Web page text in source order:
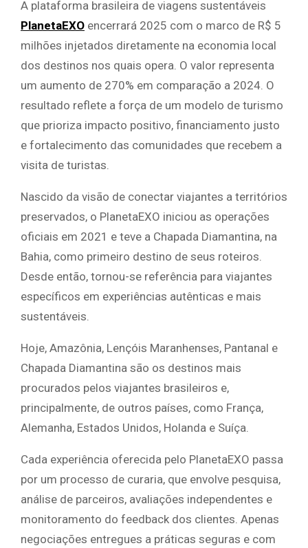
A plataforma brasileira de viagens sustentáveis
PlanetaEXO encerrará 2025 com o marco de R$ 5
milhões injetados diretamente na economia local
dos destinos nos quais opera. O valor representa
um aumento de 270% em comparação a 2024. O
resultado reflete a força de um modelo de turismo
que prioriza impacto positivo, financiamento justo
e fortalecimento das comunidades que recebem a
visita de turistas.
Nascido da visão de conectar viajantes a territórios
preservados, o PlanetaEXO iniciou as operações
oficiais em 2021 e teve a Chapada Diamantina, na
Bahia, como primeiro destino de seus roteiros.
Desde então, tornou-se referência para viajantes
específicos em experiências autênticas e mais
sustentáveis.
Hoje, Amazônia, Lençóis Maranhenses, Pantanal e
Chapada Diamantina são os destinos mais
procurados pelos viajantes brasileiros e,
principalmente, de outros países, como França,
Alemanha, Estados Unidos, Holanda e Suíça.
Cada experiência oferecida pelo PlanetaEXO passa
por um processo de curaria, que envolve pesquisa,
análise de parceiros, avaliações independentes e
monitoramento do feedback dos clientes. Apenas
negociações entregues a práticas seguras e com